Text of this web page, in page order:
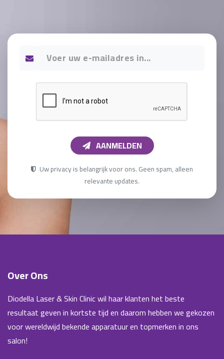
AANMELDEN
Uw privacy is belangrijk voor ons. Geen spam, alleen
relevante updates.
Over Ons
Diodella Laser & Skin Clinic wil haar klanten het beste
resultaat geven in kortste tijd en daarom hebben we gekozen
voor wereldwijd bekende apparatuur en topmerken in ons
salon!